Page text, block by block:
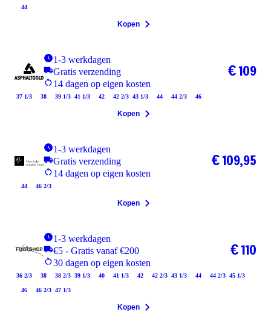
44
Kopen
1-3 werkdagen
Gratis verzending
14 dagen op eigen kosten
37 1/3 38 39 1/3 41 1/3 42 42 2/3 43 1/3 44 44 2/3 46
€ 109
Kopen
1-3 werkdagen
Gratis verzending
14 dagen op eigen kosten
44 46 2/3
€ 109,95
Kopen
1-3 werkdagen
€5 - Gratis vanaf €200
30 dagen op eigen kosten
36 2/3 38 38 2/3 39 1/3 40 41 1/3 42 42 2/3 43 1/3 44 44 2/3 45 1/3
46 46 2/3 47 1/3
€ 110
Kopen